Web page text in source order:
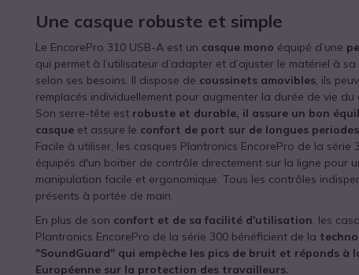
Une casque robuste et simple
Le EncorePro 310 USB-A est un casque mono équipé d’une
qui permet à l’utilisateur d’adapter et d’ajuster le matériel à
selon ses besoins. Il dispose de coussinets amovibles, ils
remplacés individuellement pour augmenter la durée de vie du
Son serre-tête est robuste et durable, il assure un bon
casque et assure le confort de port sur de longues
Facile à utiliser, les casques Plantronics EncorePro de la série
équipés d'un boitier de contrôle directement sur la ligne pour
manipulation facile et ergonomique. Tous les contrôles
présents à portée de main.
En plus de son confort et de sa facilité d'utilisation, les
Plantronics EncorePro de la série 300 bénéficient de la
"SoundGuard" qui empèche les pics de bruit et réponds à
Européenne sur la protection des travailleurs.